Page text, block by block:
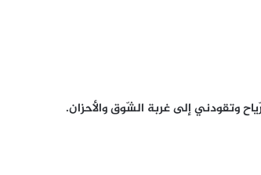
وتقودني إلى غربة الشّوق والأحزان.